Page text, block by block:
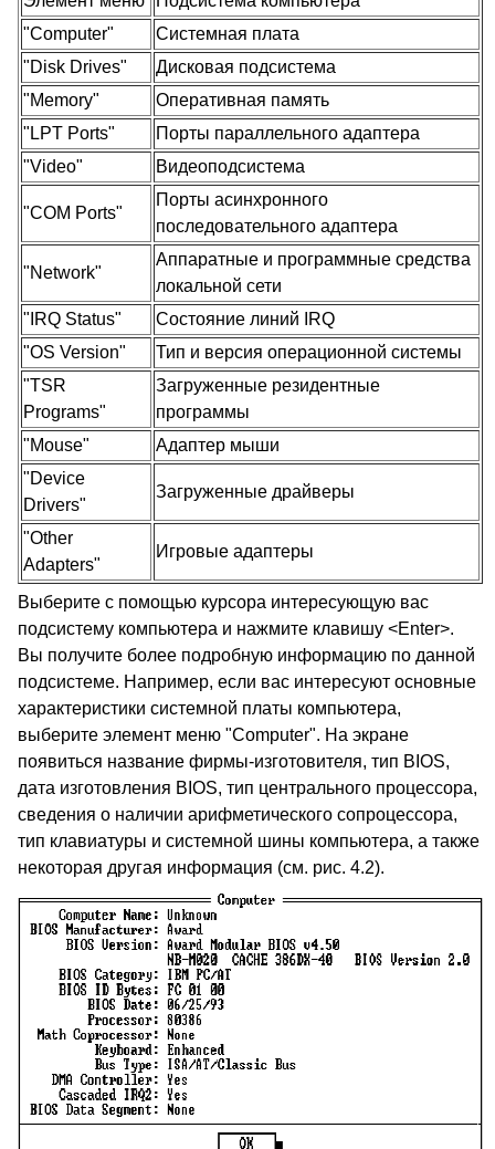
"Computer"
Системная плата
"Disk Drives"
Дисковая подсистема
"Memory"
Оперативная память
"LPT Ports"
Порты параллельного адаптера
"Video"
Видеоподсистема
"COM Ports"
Порты асинхронного
последовательного адаптера
"Network"
Аппаратные и программные средства
локальной сети
"IRQ Status"
Состояние линий IRQ
"OS Version"
Тип и версия операционной системы
"TSR
Programs"
Загруженные резидентные
программы
"Mouse"
Адаптер мыши
"Device
Drivers"
Загруженные драйверы
"Other
Adapters"
Игровые адаптеры
Выберите с помощью курсора интересующую вас
подсистему компьютера и нажмите клавишу <Enter>.
Вы получите более подробную информацию по данной
подсистеме. Например, если вас интересуют основные
характеристики системной платы компьютера,
выберите элемент меню "Computer". На экране
появиться название фирмы-изготовителя, тип BIOS,
дата изготовления BIOS, тип центрального процессора,
сведения о наличии арифметического сопроцессора,
тип клавиатуры и системной шины компьютера, а также
некоторая другая информация (см. рис. 4.2).